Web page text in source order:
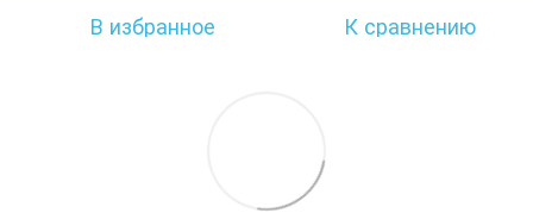
В избранное К сравнению